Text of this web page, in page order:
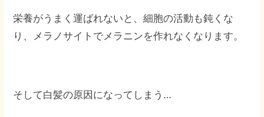
栄養がうまく運ばれないと、細胞の活動も鈍くな
り、メラノサイトでメラニンを作れなくなります。
そして白髪の原因になってしまう…